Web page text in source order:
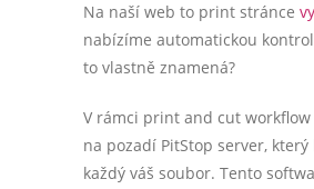
Na naší web to print stránce
nabízíme automatickou
to vlastně znamená?
V rámci print and cut workflow
na pozadí PitStop server,
každý váš soubor. Tento